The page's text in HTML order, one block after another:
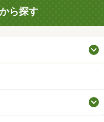
ら探す